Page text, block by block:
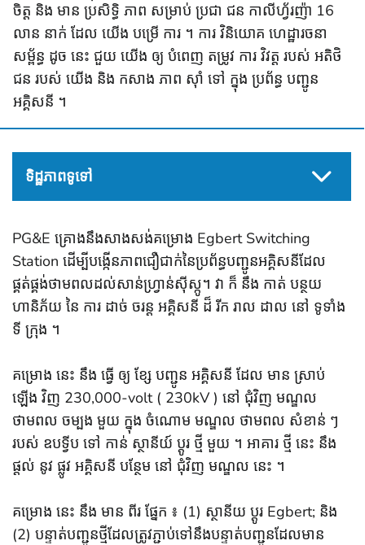
ចិត្ត និង មាន ប្រសិទ្ធិ ភាព សម្រាប់ ប្រជា ជន កាលីហ្វ័រញ៉ា 16
លាន នាក់ ដែល យើង បម្រើ ការ ។ ការ វិនិយោគ ហេដ្ឋារចនា
សម្ព័ន្ធ ដូច នេះ ជួយ យើង ឲ្យ បំពេញ តម្រូវ ការ វិវត្ត របស់ អតិថិ
ជន របស់ យើង និង កសាង ភាព ស៊ាំ ទៅ ក្នុង ប្រព័ន្ធ បញ្ជូន
អគ្គិសនី ។
ទិដ្ឋភាពទូទៅ
PG&E គ្រោងនឹងសាងសង់គម្រោង Egbert Switching
Station ដើម្បីបង្កើនភាពជឿជាក់នៃប្រព័ន្ធបញ្ជូនអគ្គិសនីដែល
ផ្គត់ផ្គង់ថាមពលដល់សាន់ហ្វ្រាន់ស៊ីស្កូ។ វា ក៏ នឹង កាត់ បន្ថយ
ហានិភ័យ នៃ ការ ដាច់ ចរន្ត អគ្គិសនី ដ៏ រីក រាល ដាល នៅ ទូទាំង
ទី ក្រុង ។
គម្រោង នេះ នឹង ធ្វើ ឲ្យ ខ្សែ បញ្ជូន អគ្គិសនី ដែល មាន ស្រាប់
ឡើង វិញ 230,000-volt ( 230kV ) នៅ ជុំវិញ មណ្ឌល
ថាមពល ចម្បង មួយ ក្នុង ចំណោម មណ្ឌល ថាមពល សំខាន់ ៗ
របស់ ឧបទ្វីប ទៅ កាន់ ស្ថានីយ៍ ប្តូរ ថ្មី មួយ ។ អាគារ ថ្មី នេះ នឹង
ផ្តល់ នូវ ផ្លូវ អគ្គិសនី បន្ថែម នៅ ជុំវិញ មណ្ឌល នេះ ។
គម្រោង នេះ នឹង មាន ពីរ ផ្នែក ៖ (1) ស្ថានីយ ប្តូរ Egbert; និង
(2) បន្ទាត់បញ្ជូនថ្មីដែលត្រូវភ្ជាប់ទៅនឹងបន្ទាត់បញ្ជូនដែលមាន